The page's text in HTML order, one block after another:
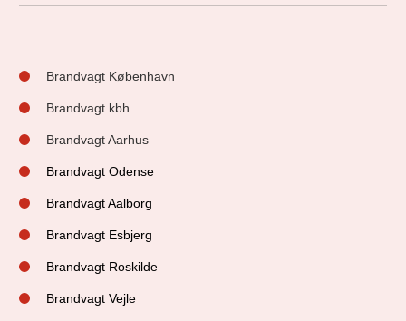
Brandvagt København
Brandvagt kbh
Brandvagt Aarhus
Brandvagt Odense
Brandvagt Aalborg
Brandvagt Esbjerg
Brandvagt Roskilde
Brandvagt Vejle